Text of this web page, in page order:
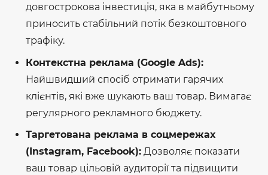
довгострокова інвестиція, яка в майбутньому
приносить стабільний потік безкоштовного
трафіку.
Контекстна реклама (Google Ads):
Найшвидший спосіб отримати гарячих
клієнтів, які вже шукають ваш товар. Вимагає
регулярного рекламного бюджету.
Таргетована реклама в соцмережах
(Instagram, Facebook):Дозволяє показати
ваш товар цільовій аудиторії та підвищити